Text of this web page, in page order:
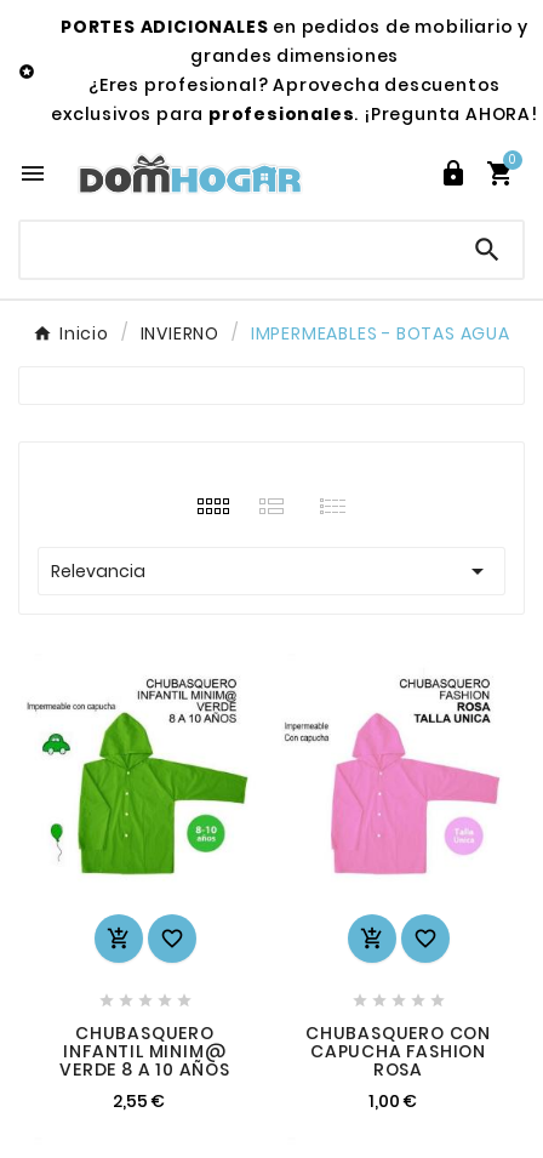

PORTES ADICIONALES en pedidos de mobiliario y
grandes dimensiones
¿Eres profesional? Aprovecha descuentos
exclusivos para profesionales. ¡Pregunta AHORA!
  
0

Inicio INVIERNO IMPERMEABLES - BOTAS AGUA
Relevancia 
 
    
CHUBASQUERO
INFANTIL MINIM@
VERDE 8 A 10 AÑOS
2,55 €
 
    
CHUBASQUERO CON
CAPUCHA FASHION
ROSA
1,00 €